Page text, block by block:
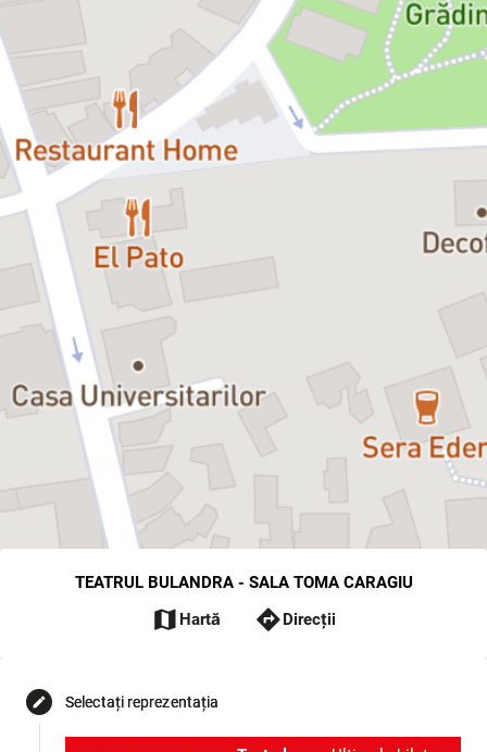
TEATRUL BULANDRA - SALA TOMA CARAGIU
map Hartă directionsDirecții
edit Selectați reprezentația